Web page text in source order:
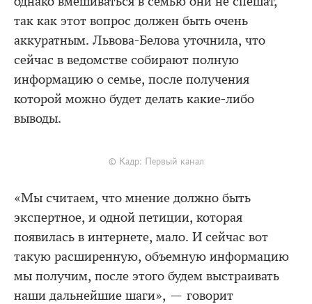
так как этот вопрос должен быть очень
аккуратным. Львова-Белова уточнила, что
сейчас в ведомстве собирают полную
информацию о семье, после получения
которой можно будет делать какие-либо
выводы.
© Кадр: Первый канал
«Мы считаем, что мнение должно быть
экспертное, и одной петиции, которая
появилась в интернете, мало. И сейчас вот
такую расширенную, объемную информацию
мы получим, после этого будем выстраивать
наши дальнейшие шаги», — говорит